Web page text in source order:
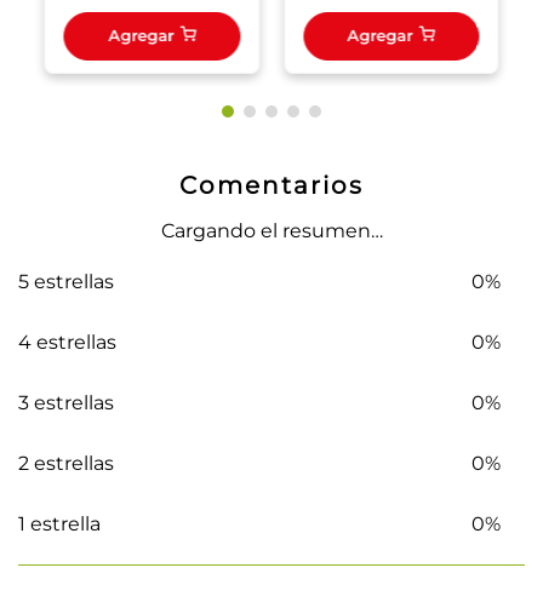
Agregar Agregar
Comentarios
Cargando el resumen…
5 estrellas 0%
4 estrellas 0%
3 estrellas 0%
2 estrellas 0%
1 estrella 0%